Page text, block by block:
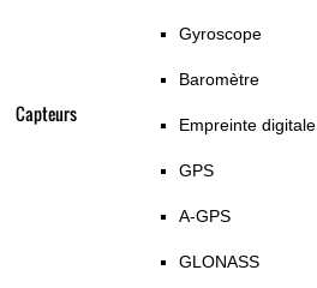
Capteurs
Gyroscope
Baromètre
Empreinte digitale
GPS
A-GPS
GLONASS